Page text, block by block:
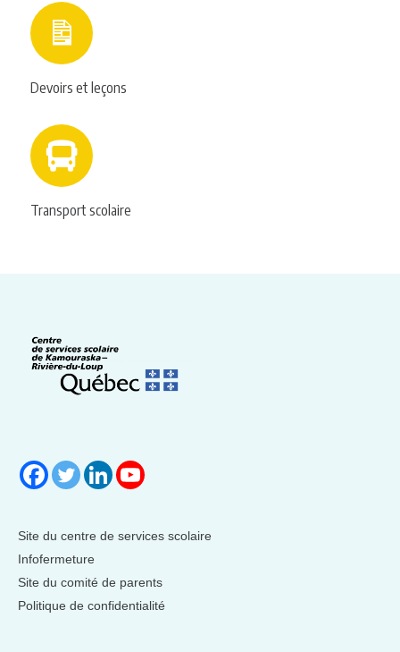
Devoirs et leçons
Transport scolaire
Site du centre de services scolaire
Infofermeture
Site du comité de parents
Politique de confidentialité